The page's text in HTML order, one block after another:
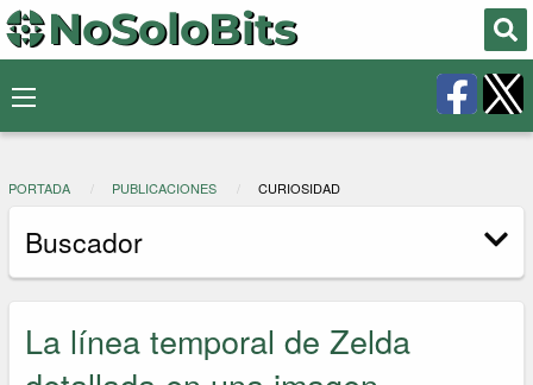
PORTADA PUBLICACIONES CURIOSIDAD
Buscador
La línea temporal de Zelda